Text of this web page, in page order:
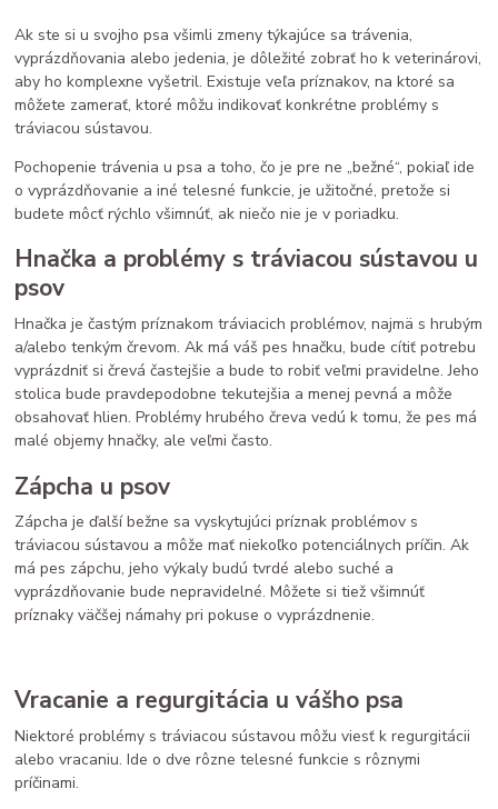
Ak ste si u svojho psa všimli zmeny týkajúce sa trávenia,
vyprázdňovania alebo jedenia, je dôležité zobrať ho k veterinárovi,
aby ho komplexne vyšetril. Existuje veľa príznakov, na ktoré sa
môžete zamerať, ktoré môžu indikovať konkrétne problémy s
tráviacou sústavou.
Pochopenie trávenia u psa a toho, čo je pre ne „bežné“, pokiaľ ide
o vyprázdňovanie a iné telesné funkcie, je užitočné, pretože si
budete môcť rýchlo všimnúť, ak niečo nie je v poriadku.
Hnačka a problémy s tráviacou sústavou u
psov
Hnačka je častým príznakom tráviacich problémov, najmä s hrubým
a/alebo tenkým črevom. Ak má váš pes hnačku, bude cítiť potrebu
vyprázdniť si črevá častejšie a bude to robiť veľmi pravidelne. Jeho
stolica bude pravdepodobne tekutejšia a menej pevná a môže
obsahovať hlien. Problémy hrubého čreva vedú k tomu, že pes má
malé objemy hnačky, ale veľmi často.
Zápcha u psov
Zápcha je ďalší bežne sa vyskytujúci príznak problémov s
tráviacou sústavou a môže mať niekoľko potenciálnych príčin. Ak
má pes zápchu, jeho výkaly budú tvrdé alebo suché a
vyprázdňovanie bude nepravidelné. Môžete si tiež všimnúť
príznaky väčšej námahy pri pokuse o vyprázdnenie.
Vracanie a regurgitácia u vášho psa
Niektoré problémy s tráviacou sústavou môžu viesť k regurgitácii
alebo vracaniu. Ide o dve rôzne telesné funkcie s rôznymi
príčinami.